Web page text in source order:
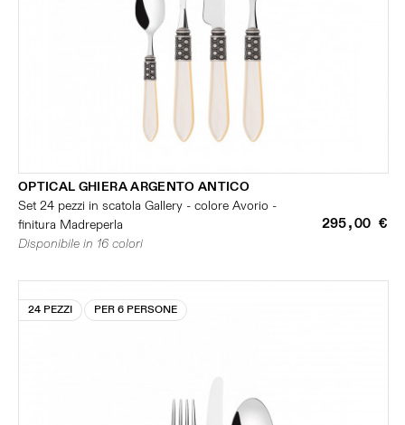
OPTICAL GHIERA ARGENTO ANTICO
Set 24 pezzi in scatola Gallery - colore Avorio -
finitura Madreperla
295,00 €
Disponibile in 16 colori
24 PEZZI PER 6 PERSONE